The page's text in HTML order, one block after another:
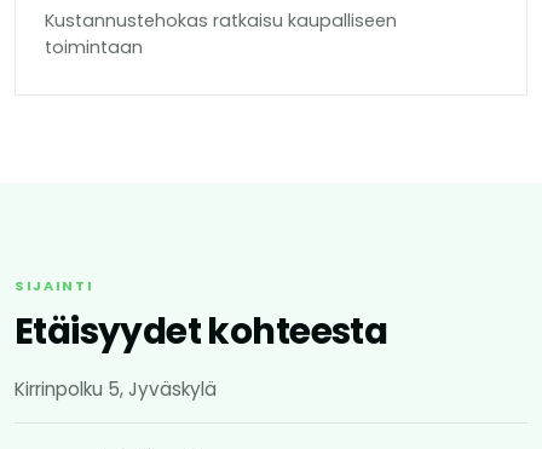
Kustannustehokas ratkaisu kaupalliseen
toimintaan
SIJAINTI
Etäisyydet kohteesta
Kirrinpolku 5, Jyväskylä